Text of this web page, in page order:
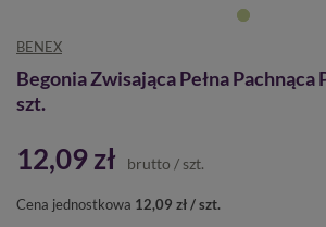
BENEX
Begonia Zwisająca Pełna Pachnąca
szt.
12,09 zł brutto / szt.
Cena jednostkowa 12,09 zł / szt.